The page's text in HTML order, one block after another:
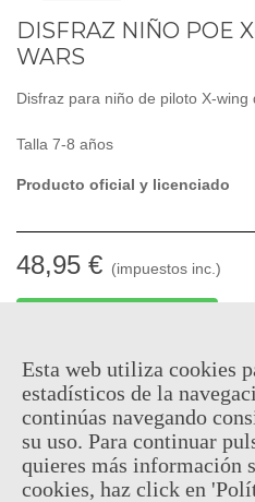
DISFRAZ NIÑO POE
WARS
Disfraz para niño de piloto X-wing
Talla 7-8 años
Producto oficial y licenciado
48,95 € (impuestos inc.)
Añadir
Código QR
Esta web utiliza cookies
estadísticos de la
continúas navegando
su uso. Para continuar
quieres más información
cookies, haz click en